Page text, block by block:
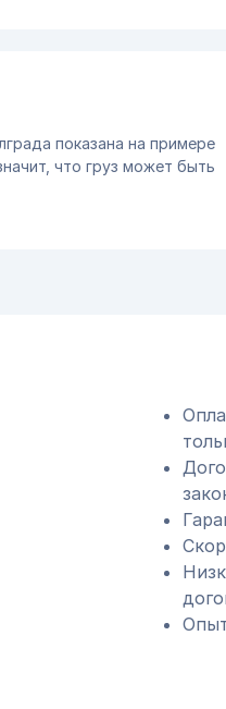
показана на примере
что груз может быть